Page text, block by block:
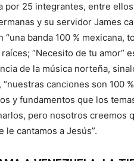
por 25 integrantes, entre
y su servidor James
“una banda 100 %
“Necesito de tu amor”
de la música norteña,
canciones son 100
y fundamentos que los
pero nosotros creemos
le cantamos a Jesús”.